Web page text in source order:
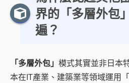
界的「多層外包
遍？
「多層外包」 模式其實並非日本
本在IT產業、建築業等領域運用